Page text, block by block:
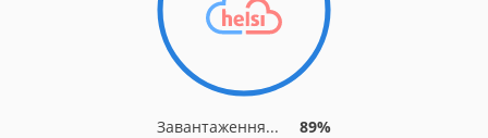
Завантаження... 96%